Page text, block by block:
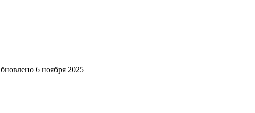
6 ноября 2025